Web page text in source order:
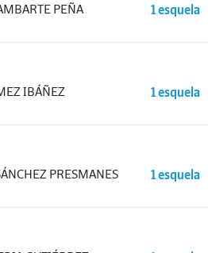
PEÑA 1 esquela
IBÁÑEZ 1 esquela
PRESMANES 1 esquela